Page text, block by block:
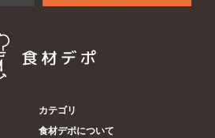
カテゴリ
食材デポについて